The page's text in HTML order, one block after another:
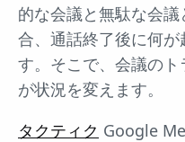
的な会議と無駄な会
合、通話終了後に何
す。そこで、会議の
が状況を変えます。
タクティク Google